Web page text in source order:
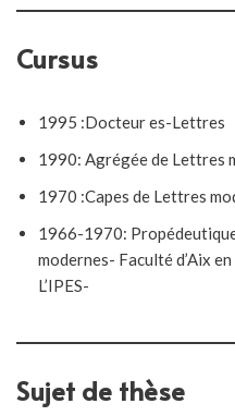
Cursus
1995 :Docteur es-Lettres
1990: Agrégée de Lettres
1970 :Capes de Lettres
1966-1970:
modernes- Faculté d’Aix
L’IPES-
Sujet de thèse